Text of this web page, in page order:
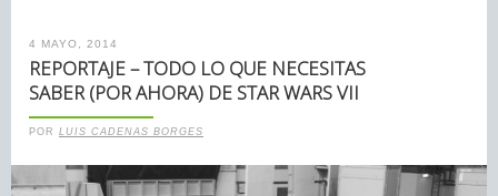
4 MAYO, 2014
REPORTAJE – TODO LO QUE NECESITAS
SABER (POR AHORA) DE STAR WARS VII
POR LUIS CADENAS BORGES